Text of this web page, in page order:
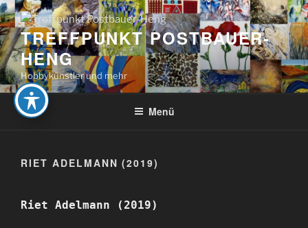
Zum
Inhalt
springenTREFFPUNKT POSTBAUER-
HENG
Hobbykünstler und mehr
Menü
RIET ADELMANN (2019)
Riet Adelmann (2019)